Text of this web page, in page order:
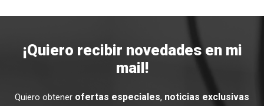
¡Quiero recibir novedades en mi
mail!
Quiero obtener ofertas especiales, noticias exclusivas